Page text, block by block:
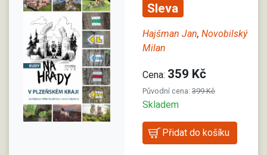
Sleva
Hajšman Jan, Novobilský
Milan
Cena: 359 Kč
Původní cena: 399 Kč
Skladem